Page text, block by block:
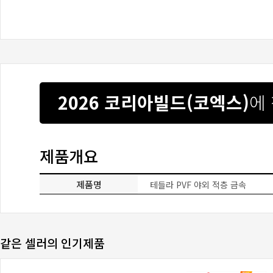
2026 코리아빌드(코엑스)에
제품개요
제품명 테들라 PVF 야외 적층 금속
같은 셀러의 인기제품